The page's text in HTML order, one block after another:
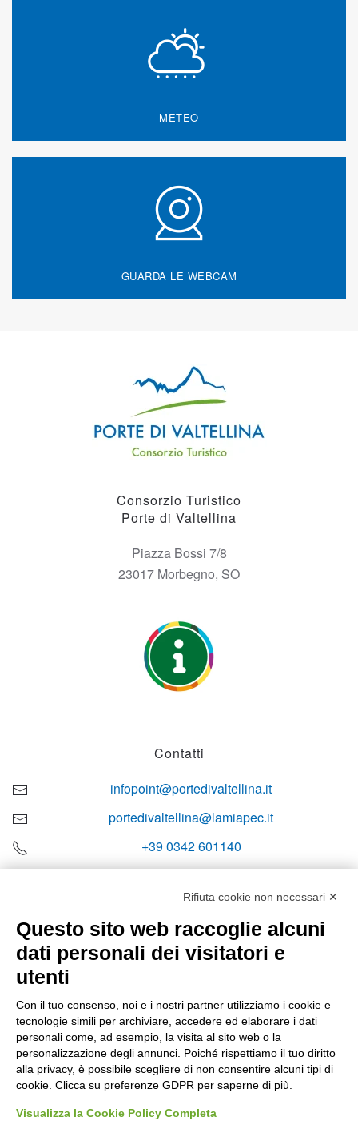
METEO
GUARDA LE WEBCAM
Consorzio Turistico
Porte di Valtellina
Piazza Bossi 7/8
23017 Morbegno, SO
Contatti
infopoint@portedivaltellina.it
portedivaltellina@lamiapec.it
+39 0342 601140
Orari di apertura
Sabato
08:00 – 12:10
Domenica e festivi
CHIUSO
Rifiuta cookie non necessari ✕
Questo sito web raccoglie alcuni
dati personali dei visitatori e
utenti
Con il tuo consenso, noi e i nostri partner utilizziamo i cookie e
tecnologie simili per archiviare, accedere ed elaborare i dati
personali come, ad esempio, la visita al sito web o la
personalizzazione degli annunci. Poiché rispettiamo il tuo diritto
alla privacy, è possibile scegliere di non consentire alcuni tipi di
cookie. Clicca su preferenze GDPR per saperne di più.
Visualizza la Cookie Policy Completa